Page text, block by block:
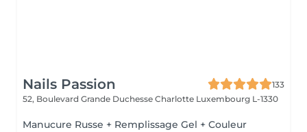
Nails Passion
133
52, Boulevard Grande Duchesse Charlotte Luxembourg L-1330
Manucure Russe + Remplissage Gel + Couleur